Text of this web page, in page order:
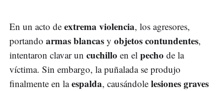
En un acto de extrema violencia, los agresores,
portando armas blancas y objetos contundentes,
intentaron clavar un cuchillo en el pecho de la
víctima. Sin embargo, la puñalada se produjo
finalmente en laespalda, causándole lesiones graves